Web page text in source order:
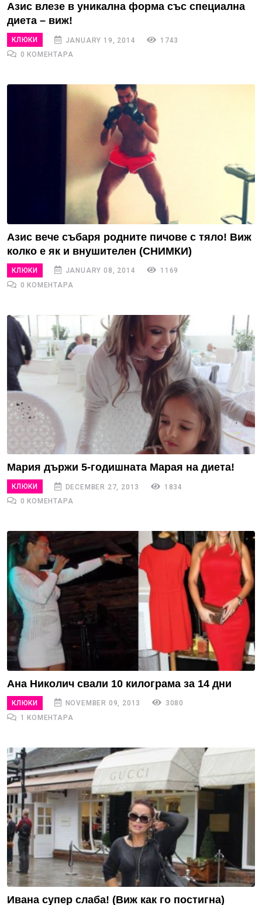
Азис влезе в уникална форма със специална
диета – виж!
КЛЮКИ JANUARY 19, 2014
1743
0 КОМЕНТАРА
Азис вече събаря родните пичове с тяло! Виж
колко е як и внушителен (СНИМКИ)
КЛЮКИ JANUARY 08, 2014
1169
0 КОМЕНТАРА
Мария държи 5-годишната Марая на диета!
КЛЮКИ DECEMBER 27, 2013
1834
0 КОМЕНТАРА
Ана Николич свали 10 килограма за 14 дни
КЛЮКИ NOVEMBER 09, 2013
3080
1 КОМЕНТАРА
Ивана супер слаба! (Виж как го постигна)